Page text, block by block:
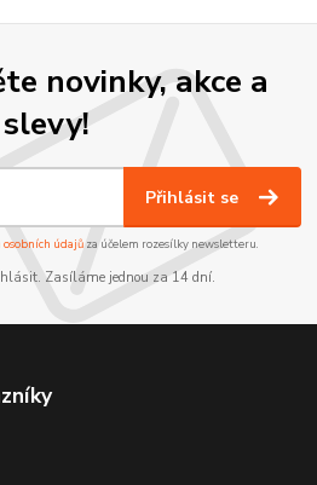
novinky, akce a
slevy!
Přihlásit se
údajůza účelem rozesílky newsletteru.
Zasíláme jednou za 14 dní.